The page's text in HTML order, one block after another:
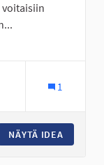
voitaisiin
1
NÄYTÄ IDEA